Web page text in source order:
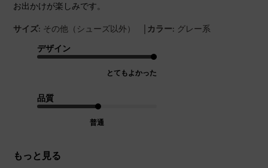
お出かけが楽しみです。
サイズ: その他（シューズ以外） | カラー: グレー系
デザイン
とてもよかった
品質
普通
もっと見る